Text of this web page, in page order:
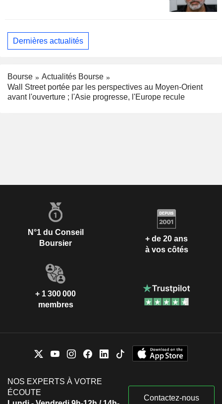
Dernières actualités
Bourse
Actualités Bourse
Wall Street portée par les perspectives au Moyen-Orient
avant l'ouverture ; l'Asie progresse, l'Europe recule
N°1 du Conseil
Boursier
+ de 20 ans
à vos côtés
+ 1 300 000
membres
NOS EXPERTS À VOTRE
ÉCOUTE
Contactez-nous